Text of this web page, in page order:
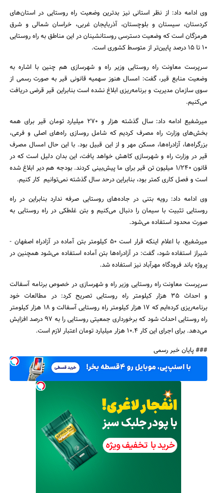
وی ادامه داد: از نظر استانی نیز بدترین وضعیت راه روستایی در استان‌های
کردستان، سیستان و بلوچستان، آذربایجان غربی، خراسان شمالی و شرق
هرمزگان است که وضعیت دسترسی روستانشینان در این مناطق به راه روستایی
10 تا 15 درصد پایین‌تر از متوسط کشوری است.
سرپرست معاونت راه روستایی وزیر راه و شهرسازی هم چنین با اشاره به
وضعیت منابع قیر، گفت: امسال هنوز سهمیه قانونی قیر به صورت رسمی از
سوی سازمان مدیریت و برنامه‌ریزی ابلاغ نشده است بنابراین قیر قرضی دریافت
می‌کنیم.
میرشفیع ادامه داد: سال گذشته هزار و 270 میلیارد تومان قیر برای همه
بخش‌های وزارت راه مصرف کردیم که شامل روسازی راه‌های اصلی و فرعی،
بزرگراه‌ها، آزادراه‌ها، مسکن مهر و از این قبیل بود. با این حال امسال مصرف
قیر در وزارت راه و شهرسازی کاهش خواهد یافت، این بدان دلیل است که در
قانون 1/240 میلیون تن قیر برای ما پیش‌بینی کردند. بودجه هم دیر ابلاغ شده
است و فصل کاری کمتر بود، بنابراین درحد سال گذشته نمی‌توانیم کار کنیم.
وی ادامه داد: رویه بتنی در جاده‌های روستایی صرفه ندارد بنابراین در راه
روستایی تثبیت با سیمان را دنبال می‌کنیم و بتن غلطکی در راه روستایی به
صورت محدود استفاده می‌شود.
میرشفیع، با اعلام اینکه قرار است 50 کیلومتر بتن آماده در آزادراه اصفهان -
شیراز استفاده شود، گفت: در آزادراه‌ها بتن آماده استفاده می‌شود همچنین در
پروژه باند فرودگاه مهر‌آباد نیز استفاده شد.
سرپرست معاونت راه روستایی وزیر راه و شهرسازی در خصوص برنامه آسفالت
و احداث 35 هزار کیلومتر راه روستایی تصریح کرد: در مطالعات خود
برنامه‌ریزی کرده‌ایم که 17 هزار کیلومتر راه روستایی آسفالت و 18 هزار کیلومتر
راه روستایی احداث شود که برخورداری جمعیتی روستایی را به 97 درصد افزایش
می‌دهد. برای اجرای این کار 10.4 هزار میلیارد تومان اعتبار لازم است.
### پایان خبر رسمی